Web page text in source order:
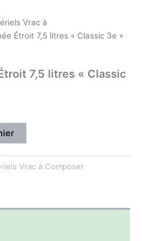
Vrac à
Étroit 7,5 litres « Classic 3e »
7,5 litres « Classic
Vrac à Composer